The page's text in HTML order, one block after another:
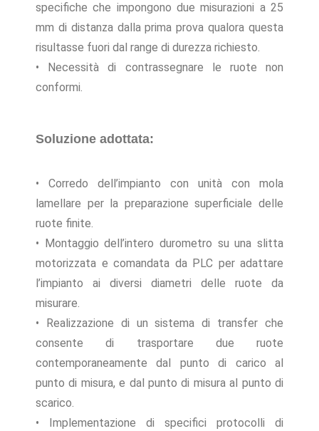
specifiche che impongono due misurazioni a 25
mm di distanza dalla prima prova qualora questa
risultasse fuori dal range di durezza richiesto.
• Necessità di contrassegnare le ruote non
conformi.
Soluzione adottata:
• Corredo dell’impianto con unità con mola
lamellare per la preparazione superficiale delle
ruote finite.
• Montaggio dell’intero durometro su una slitta
motorizzata e comandata da PLC per adattare
l’impianto ai diversi diametri delle ruote da
misurare.
• Realizzazione di un sistema di transfer che
consente di trasportare due ruote
contemporaneamente dal punto di carico al
punto di misura, e dal punto di misura al punto di
scarico.
• Implementazione di specifici protocolli di